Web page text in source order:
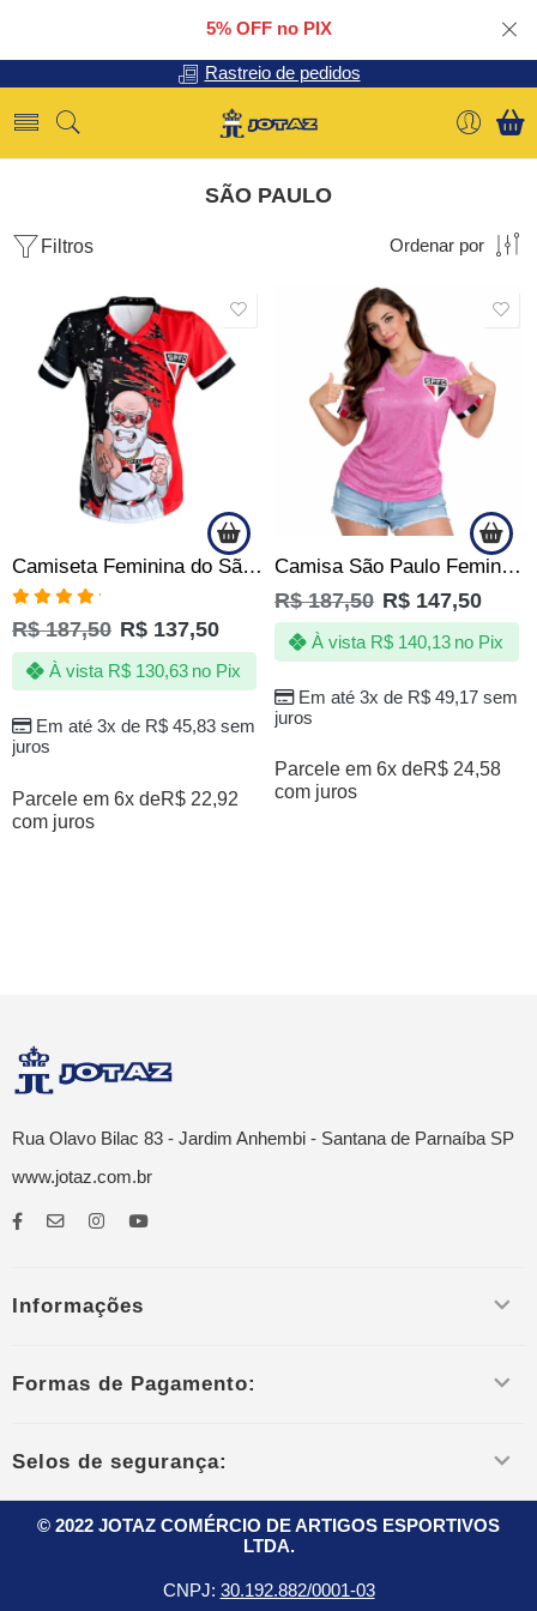
5% OFF no PIX
Rastreio de pedidos
SÃO PAULO
Filtros Ordenar por
Camiseta Feminina do São Paulo FC SPFC Torcedora Oficial
Avaliação
5.00de 5
R$187,50 R$ 137,50
Em até 3x de R$45,83sem
juros
À vista R$130,63 no Pix
Parcele em 6x deR$ 22,92
com juros
Camisa São Paulo Feminina Mulher Rosa Tricolor SPFC Oficial
R$187,50 R$ 147,50
Em até 3x de R$49,17sem
juros
À vista R$140,13 no Pix
Parcele em 6x deR$ 24,58
com juros
Rua Olavo Bilac 83 - Jardim Anhembi - Santana de Parnaíba SP
www.jotaz.com.br
Informações
Formas de Pagamento:
Selos de segurança:
© 2022 JOTAZ COMÉRCIO DE ARTIGOS ESPORTIVOS
LTDA.
CNPJ: 30.192.882/0001-03